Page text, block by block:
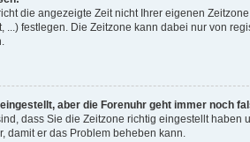
die angezeigte Zeit nicht Ihrer eigenen
...) festlegen. Die Zeitzone kann dabei nur von
eingestellt, aber die Forenuhr geht immer noch
dass Sie die Zeitzone richtig eingestellt
damit er das Problem beheben kann.